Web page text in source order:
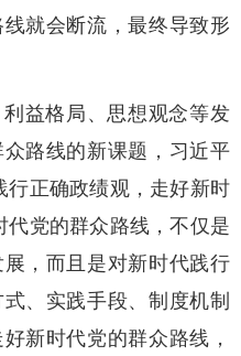
就会断流，最终导致形
益格局、思想观念等发
路线的新课题，习近平
行正确政绩观，走好新时
代党的群众路线，不仅是
，而且是对新时代践行
、实践手段、制度机制
新时代党的群众路线，